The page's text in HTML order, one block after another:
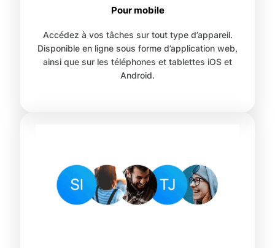
Pour mobile
Accédez à vos tâches sur tout type d’appareil.
Disponible en ligne sous forme d’application web,
ainsi que sur les téléphones et tablettes iOS et
Android.